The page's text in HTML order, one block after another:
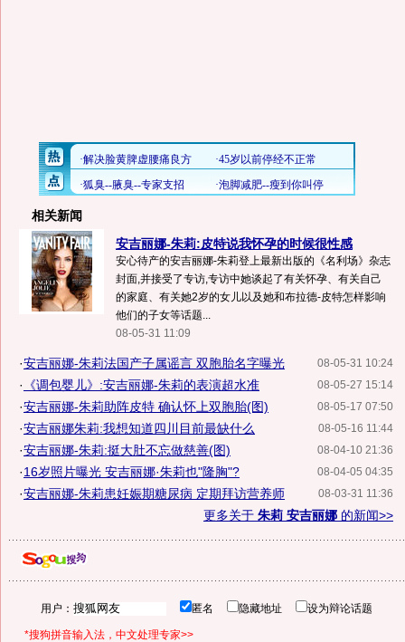
相关新闻
安吉丽娜-朱莉:皮特说我怀孕的时候很性感
安心待产的安吉丽娜-朱莉登上最新出版的《名利场》杂志
封面,并接受了专访,专访中她谈起了有关怀孕、有关自己
的家庭、有关她2岁的女儿以及她和布拉德-皮特怎样影响
他们的子女等话题...
08-05-31 11:09
08-05-31 10:24
·安吉丽娜-朱莉法国产子属谣言 双胞胎名字曝光
08-05-27 15:14
· 《调包婴儿》:安吉丽娜-朱莉的表演超水准
08-05-17 07:50
·安吉丽娜-朱莉助阵皮特 确认怀上双胞胎(图)
08-05-16 11:44
·安吉丽娜朱莉:我想知道四川目前最缺什么
08-04-10 21:36
·安吉丽娜-朱莉:挺大肚不忘做慈善(图)
08-04-05 04:35
·16岁照片曝光 安吉丽娜·朱莉也"隆胸"?
08-03-31 11:36
·安吉丽娜-朱莉患妊娠期糖尿病 定期拜访营养师
更多关于 朱莉 安吉丽娜 的新闻>>
用户： 匿名 隐藏地址 设为辩论话题
*搜狗拼音输入法，中文处理专家>>